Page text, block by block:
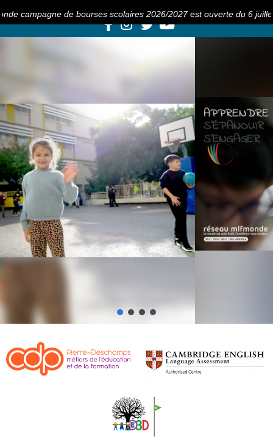
campagne de bourses scolaires 2026/2027 est ouverte du 6 juillet